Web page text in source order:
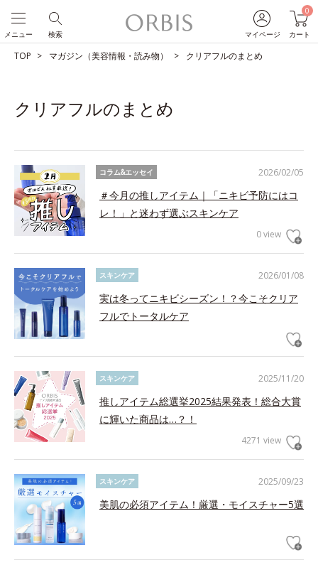
マイページ
0
カート
検索
メニュー
TOP マガジン（美容情報・読み物） クリアフルのまとめ
クリアフルのまとめ
2026/02/05
コラム&エッセイ
＃今月の推しアイテム｜「ニキビ予防にはコ
レ！」と迷わず選ぶスキンケア
0 view
2026/01/08
スキンケア
実は冬ってニキビシーズン！？今こそクリア
フルでトータルケア
2025/11/20
スキンケア
推しアイテム総選挙2025結果発表！総合大賞
に輝いた商品は…？！
4271 view
2025/09/23
スキンケア
美肌の必須アイテム！厳選・モイスチャー5選